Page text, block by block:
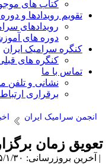
کتاب های
تقویم رویدادها و
رویدادهای
دوره های
کنگره سرامیک ایران
کنگره های قبلی
تماس با ما
نشانی و تلفن ما
برقراری ارتباط
انجمن سرامیک ایران
زمان
بروزرسانی: ۱۴۰۵/۱/۳۰ |